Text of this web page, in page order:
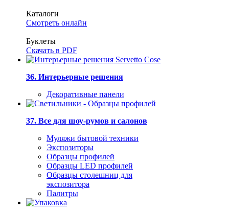
Каталоги
Смотреть онлайн
Буклеты
Скачать в PDF
36. Интерьерные решения
Декоративные панели
37. Все для шоу-румов и салонов
Муляжи бытовой техники
Экспозиторы
Образцы профилей
Образцы LED профилей
Образцы столешниц для
экспозитора
Палитры